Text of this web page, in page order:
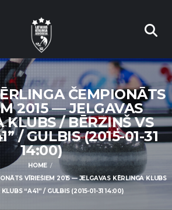
ČEMPIONĀTS
2015 — JELGAVAS
KLUBS / BĒRZIŅŠ VS
/ GULBIS (2015-01-31
14:00)
HOME
VĪRIEŠIEM 2015 — JELGAVAS KĒRLINGA KLUBS
“A41” / GULBIS (2015-01-31 14:00)